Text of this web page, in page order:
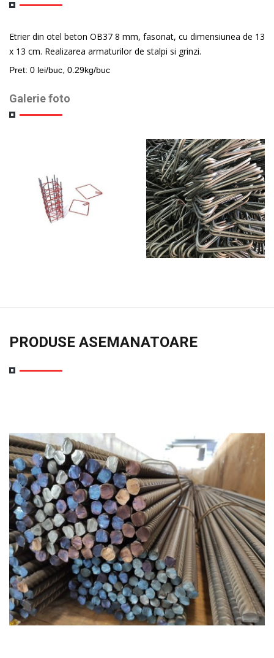
Etrier din otel beton OB37 8 mm, fasonat, cu dimensiunea de 13
x 13 cm. Realizarea armaturilor de stalpi si grinzi.
Pret: 0 lei/buc, 0.29kg/buc
Galerie foto
PRODUSE ASEMANATOARE